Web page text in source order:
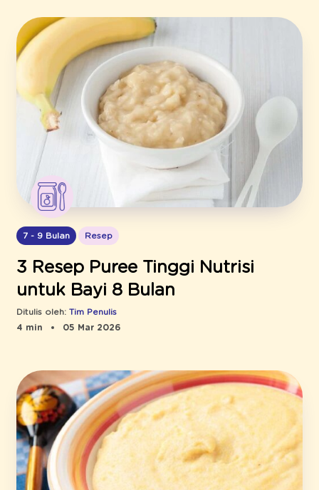
7 - 9 Bulan Resep
3 Resep Puree Tinggi Nutrisi
untuk Bayi 8 Bulan
Ditulis oleh: Tim Penulis
4 min
05 Mar 2026